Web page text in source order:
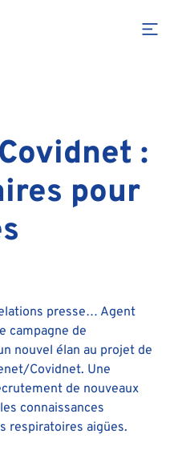
:
pour
presse… Agent
campagne de
nouvel élan au projet de
Covidnet. Une
de nouveaux
connaissances
respiratoires aigües.